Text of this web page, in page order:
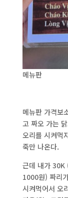
메뉴판
메뉴판 가격보
고 짜오 가는
오리를 시켜먹
죽만 나온다.
근데 내가 30K
1000원) 짜리
시켜먹어서 오